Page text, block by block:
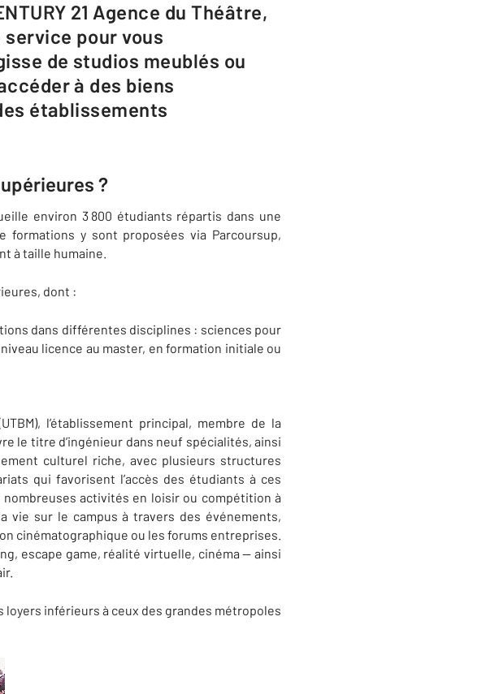
21 Agence du Théâtre,
pour vous
de studios meublés ou
à des biens
établissements
?
environ 3 800 étudiants répartis dans une
formations y sont proposées via Parcoursup,
à taille humaine.
dont :
dans différentes disciplines : sciences pour
licence au master, en formation initiale ou
l’établissement principal, membre de la
le titre d’ingénieur dans neuf spécialités, ainsi
culturel riche, avec plusieurs structures
qui favorisent l’accès des étudiants à ces
activités en loisir ou compétition à
vie sur le campus à travers des événements,
cinématographique ou les forums entreprises.
escape game, réalité virtuelle, cinéma — ainsi
inférieurs à ceux des grandes métropoles